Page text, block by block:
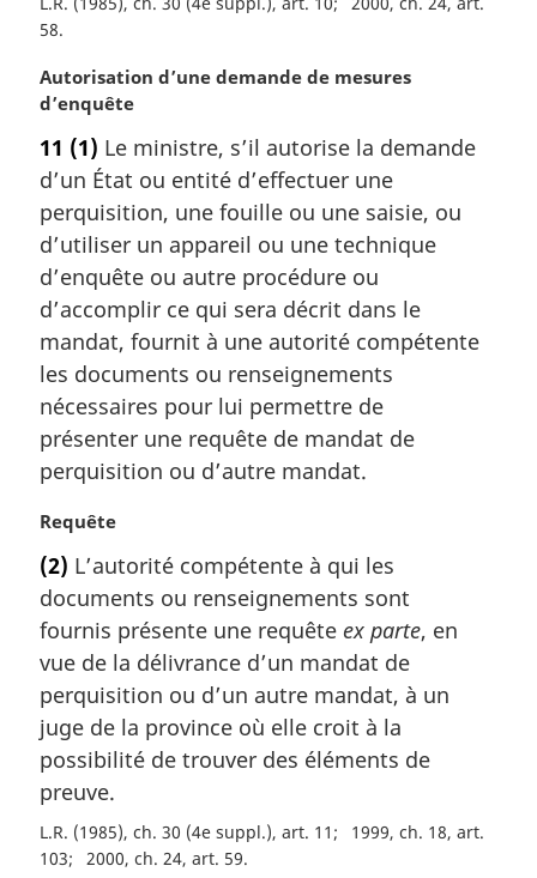
g
i
a
l
e
:
58
N
o
e
m
a
r
i
n
a
l
:
Autorisation d’une demande de mesures
d’enquête
11 (1) Le ministre, s’il autorise la demande
d’un État ou entité d’effectuer une
perquisition, une fouille ou une saisie, ou
d’utiliser un appareil ou une technique
d’enquête ou autre procédure ou
d’accomplir ce qui sera décrit dans le
mandat, fournit à une autorité compétente
les documents ou renseignements
nécessaires pour lui permettre de
présenter une requête de mandat de
perquisition ou d’autre mandat.
N
t
e
m
a
g
i
n
a
l
e
:
Requête
(2) L’autorité compétente à qui les
documents ou renseignements sont
fournis présente une requête ex parte, en
vue de la délivrance d’un mandat de
perquisition ou d’un autre mandat, à un
juge de la province où elle croit à la
possibilité de trouver des éléments de
preuve.
L.R. (1985), ch. 30 (4e suppl.), art. 11
1999, ch. 18, art.
103
2000, ch. 24, art. 59